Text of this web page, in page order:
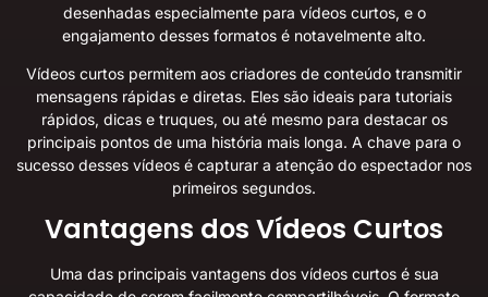
desenhadas especialmente para vídeos curtos, e o
engajamento desses formatos é notavelmente alto.
Vídeos curtos permitem aos criadores de conteúdo transmitir
mensagens rápidas e diretas. Eles são ideais para tutoriais
rápidos, dicas e truques, ou até mesmo para destacar os
principais pontos de uma história mais longa. A chave para o
sucesso desses vídeos é capturar a atenção do espectador nos
primeiros segundos.
Vantagens dos Vídeos Curtos
Uma das principais vantagens dos vídeos curtos é sua